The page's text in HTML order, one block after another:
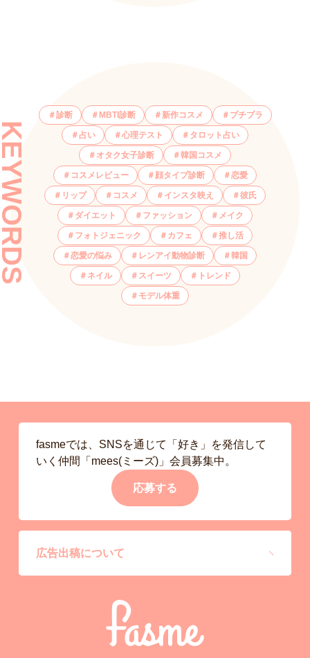
診断 MBTI診断 新作コスメ プチプラ
占い 心理テスト タロット占い
オタク女子診断 韓国コスメ
コスメレビュー 顔タイプ診断 恋愛
リップ コスメ インスタ映え 彼氏
ダイエット ファッション メイク
フォトジェニック カフェ 推し活
恋愛の悩み レンアイ動物診断 韓国
ネイル スイーツ トレンド
モデル体重
fasmeでは、SNSを通じて「好き」を発信して
いく仲間「mees(ミーズ)」会員募集中。
応募する
広告出稿について